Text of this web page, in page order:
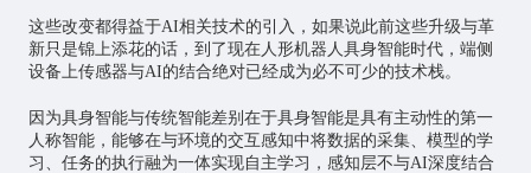
这些改变都得益于AI相关技术的引入，如果说此前这些升级与革
新只是锦上添花的话，到了现在人形机器人具身智能时代，端侧
设备上传感器与AI的结合绝对已经成为必不可少的技术栈。
因为具身智能与传统智能差别在于具身智能是具有主动性的第一
人称智能，能够在与环境的交互感知中将数据的采集、模型的学
习、任务的执行融为一体实现自主学习，感知层不与AI深度结合